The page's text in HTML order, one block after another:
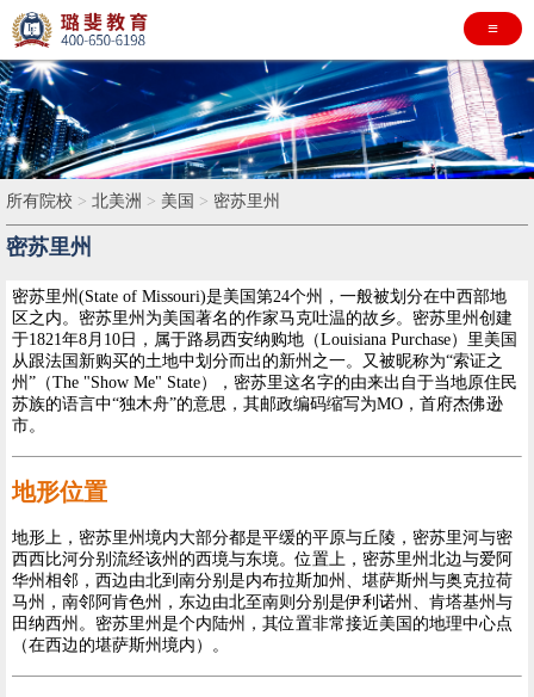
≡
所有院校 > 北美洲 > 美国 > 密苏里州
密苏里州
密苏里州(State of Missouri)是美国第24个州，一般被划分在中西部地
区之内。密苏里州为美国著名的作家马克吐温的故乡。密苏里州创建
于1821年8月10日，属于路易西安纳购地（Louisiana Purchase）里美国
从跟法国新购买的土地中划分而出的新州之一。又被昵称为“索证之
州”（The "Show Me" State），密苏里这名字的由来出自于当地原住民
苏族的语言中“独木舟”的意思，其邮政编码缩写为MO，首府杰佛逊
市。
地形位置
地形上，密苏里州境内大部分都是平缓的平原与丘陵，密苏里河与密
西西比河分别流经该州的西境与东境。位置上，密苏里州北边与爱阿
华州相邻，西边由北到南分别是内布拉斯加州、堪萨斯州与奥克拉荷
马州，南邻阿肯色州，东边由北至南则分别是伊利诺州、肯塔基州与
田纳西州。密苏里州是个内陆州，其位置非常接近美国的地理中心点
（在西边的堪萨斯州境内）。